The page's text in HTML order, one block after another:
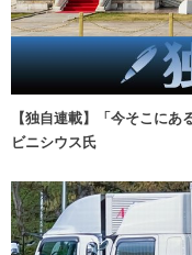
【独自連載】「今そこに
ビニシウス氏